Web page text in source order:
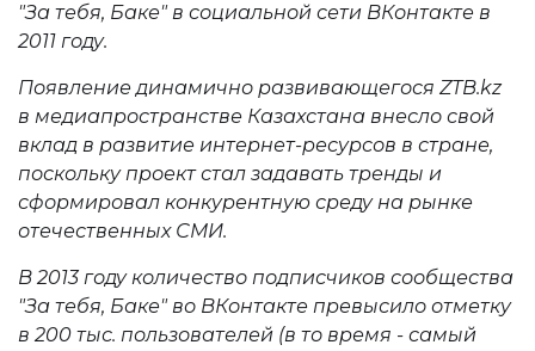
"За тебя, Баке" в социальной сети ВКонтакте в
2011 году.
Появление динамично развивающегося ZTB.kz
в медиапространстве Казахстана внесло свой
вклад в развитие интернет-ресурсов в стране,
поскольку проект стал задавать тренды и
сформировал конкурентную среду на рынке
отечественных СМИ.
В 2013 году количество подписчиков сообщества
"За тебя, Баке" во ВКонтакте превысило отметку
в 200 тыс. пользователей (в то время - самый